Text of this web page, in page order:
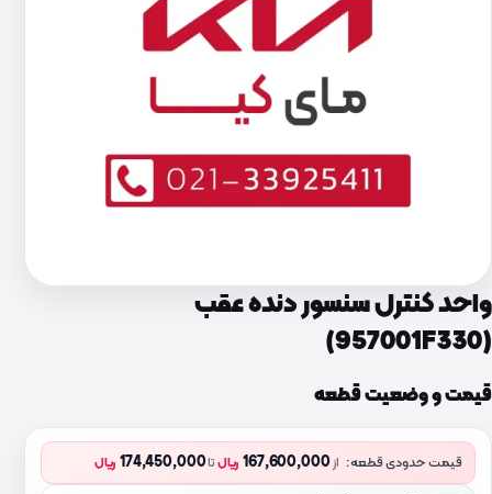
واحد کنترل سنسور دنده عقب
(957001F330)
قیمت و وضعیت قطعه
قیمت حدودی قطعه: از167,600,000 ریالتا174,450,000 ریال